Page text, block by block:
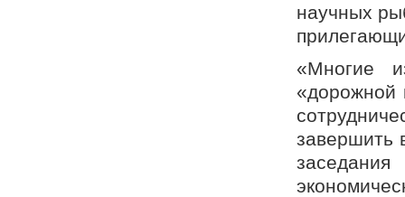
научных
«Многие
«дорожной
завершить
заседания